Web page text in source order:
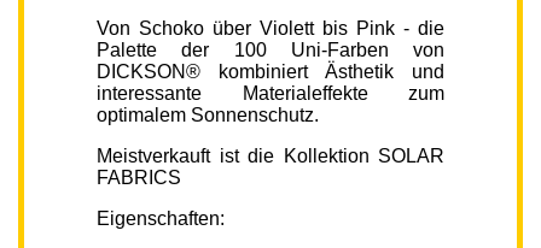
Von Schoko über Violett bis Pink - die
Palette der 100 Uni-Farben von
DICKSON® kombiniert Ästhetik und
interessante Materialeffekte zum
optimalem Sonnenschutz.
Meistverkauft ist die Kollektion SOLAR
FABRICS
Eigenschaften: